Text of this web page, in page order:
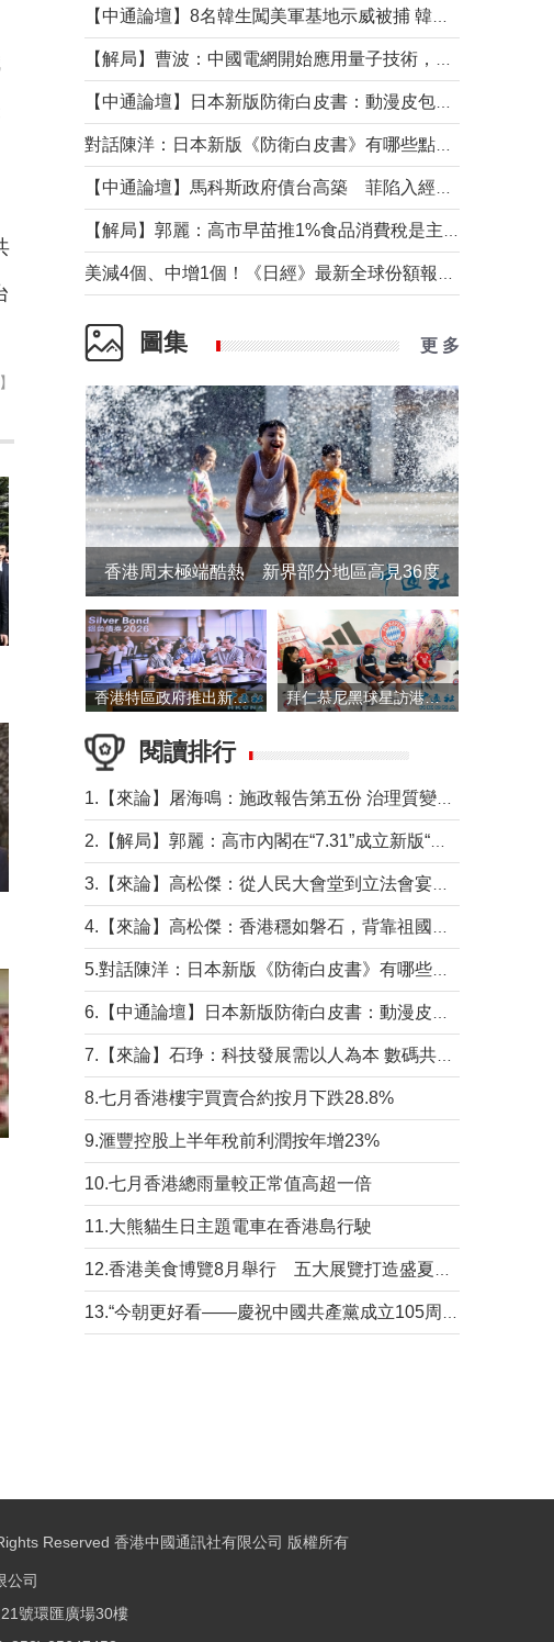
圖集 更 多
香港周末極端酷熱 新界部分地區高見36度
香港特區政府推出新一批銀色債券 每手1萬元保底息4.25厘 拜仁慕尼黑球星訪港 與球迷近距離互動
閱讀排行
8.七月香港樓宇買賣合約按月下跌28.8%
9.滙豐控股上半年稅前利潤按年增23%
10.七月香港總雨量較正常值高超一倍
11.大熊貓生日主題電車在香港島行駛
Reserved 香港中國通訊社有限公司 版權所有
公司
號環匯廣場30樓